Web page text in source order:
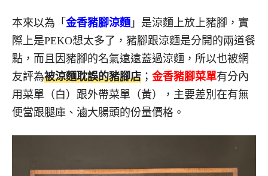
本來以為「 金香豬腳涼麵 」是涼麵上放上豬腳，實
際上是PEKO想太多了，豬腳跟涼麵是分開的兩道餐
點，而且因豬腳的名氣遠遠蓋過涼麵，所以也被網
友評為被涼麵耽誤的豬腳店 ； 金香豬腳菜單有分內
用菜單（白）跟外帶菜單（黃），主要差別在有無
便當跟腿庫、滷大腸頭的份量價格。